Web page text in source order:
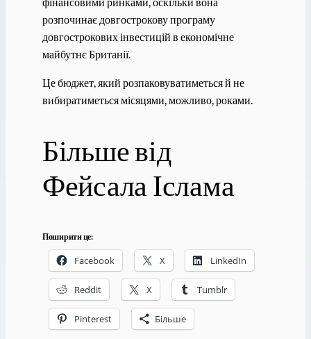
розпочинає довгострокову програму
довгострокових інвестицій в економічне
майбутнє Британії.
Це бюджет, який розпаковуватиметься й не
вибиратиметься місяцями, можливо, роками.
Більше від
Фейсала Іслама
Поширити це:
Facebook X LinkedIn
Reddit X Tumblr
Pinterest Більше